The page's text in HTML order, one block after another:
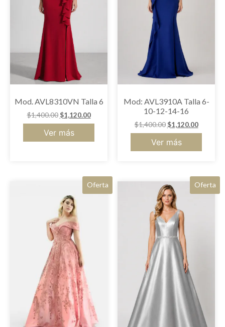
Mod. AVL8310VN Talla 6
$1,400.00 $1,120.00
Ver más
Mod: AVL3910A Talla 6-
10-12-14-16
$1,400.00 $1,120.00
Ver más
Oferta Oferta